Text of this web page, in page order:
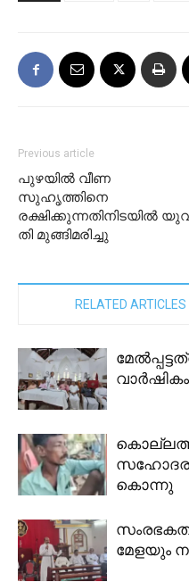
Previous article
പുഴയിൽ വീണ
സുഹൃത്തിനെ
രക്ഷിക്കുന്നതിനിടയിൽ
തി മുങ്ങിമരിച്ചു
RELATED ARTICLES
കൊന്നു
മേളയും